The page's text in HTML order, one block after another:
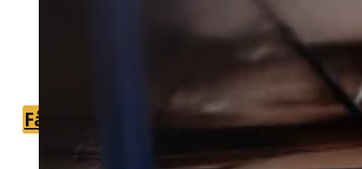
Vi forbinder dig med lokale partnere,
du hurtigt kan komme videre med
Få et tilbud +45 51 90 85 46